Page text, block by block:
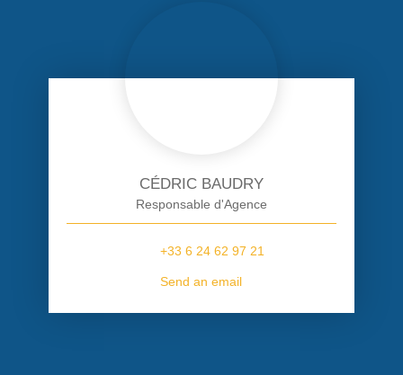
CÉDRIC BAUDRY
Responsable d'Agence
+33 6 24 62 97 21
Send an email